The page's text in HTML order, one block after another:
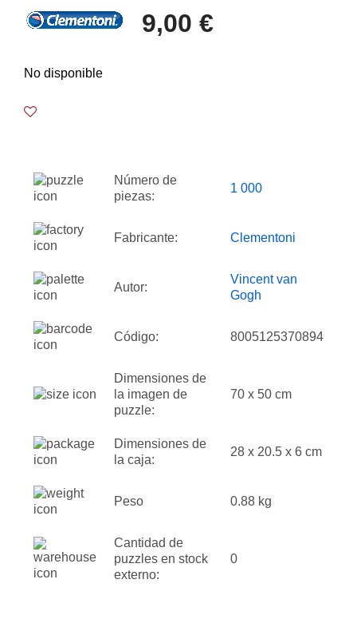
9,00 €
No disponible
Número de
piezas:
1 000
Fabricante: Clementoni
Autor:
Vincent van
Gogh
Código: 8005125370894
Dimensiones de
la imagen de
puzzle:
70 x 50 cm
Dimensiones de
la caja:
28 x 20.5 x 6 cm
Peso 0.88 kg
Cantidad de
puzzles en stock
externo:
0